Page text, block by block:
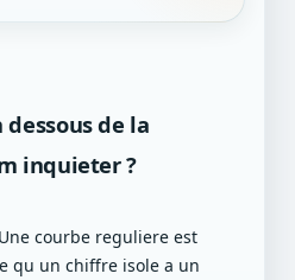
de la
inquieter ?
courbe reguliere est
qu un chiffre isole a un